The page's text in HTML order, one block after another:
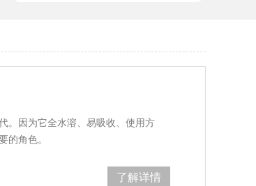
。因为它全水溶、易吸收、使用方
角色。
了解详情